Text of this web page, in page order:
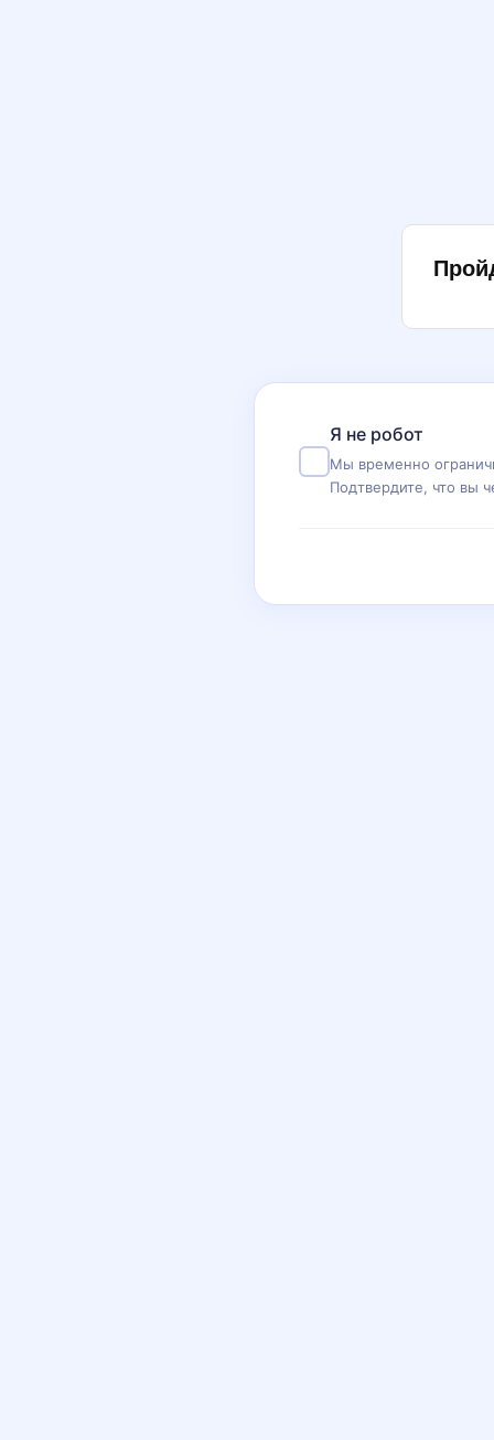
Я не робот
Мы временно
Подтвердите, что вы